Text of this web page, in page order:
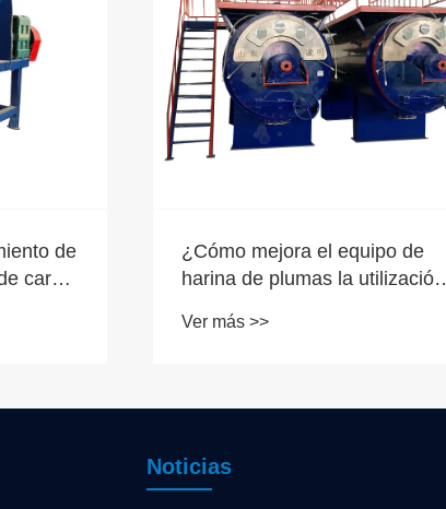
de
carne
¿Cómo mejora el equipo de
harina de plumas la utilización
Ver más >>
Noticias